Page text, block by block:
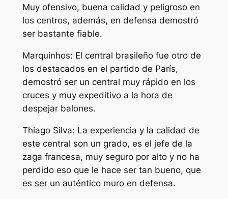
Muy ofensivo, buena calidad y peligroso en
los centros, además, en defensa demostró
ser bastante fiable.
Marquinhos: El central brasileño fue otro de
los destacados en el partido de París,
demostró ser un central muy rápido en los
cruces y muy expeditivo a la hora de
despejar balones.
Thiago Silva: La experiencia y la calidad de
este central son un grado, es el jefe de la
zaga francesa, muy seguro por alto y no ha
perdido eso que le hace ser tan bueno, que
es ser un auténtico muro en defensa.